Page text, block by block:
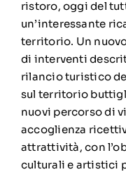
ristoro, oggi del
un’interessante
territorio. Un
di interventi
rilancio turistico
sul territorio
nuovi percorso di
accoglienza
attrattività, con
culturali e artistici